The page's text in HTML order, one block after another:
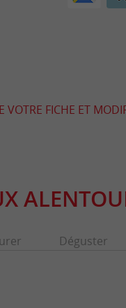
VOTRE FICHE ET
Déguster